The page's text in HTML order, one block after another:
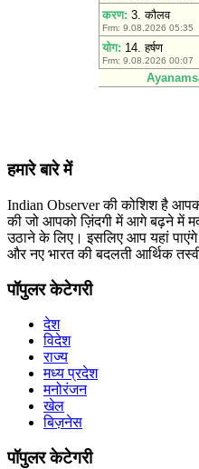
हमारे बारे में
Indian Observer की कोशिश है
की जो आपको ज़िंदगी में आगे बढ़ने में
उठाने के लिए। इसलिए आप यहां पाएंगे
और नए भारत की बदलती आर्थिक
पॉपुलर केटेगरी
देश
विदेश
राज्य
मध्य प्रदेश
मनोरंजन
खेल
बिज़नेस
पॉपुलर केटेगरी